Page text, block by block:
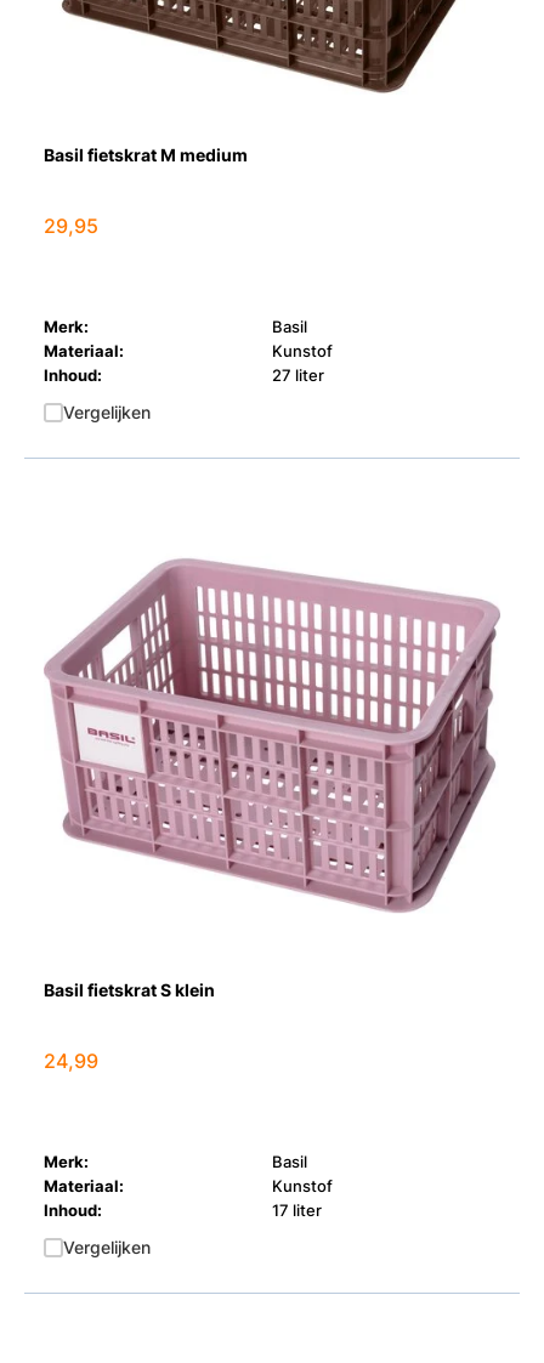
Basil fietskrat M medium
29,95
Merk:
Basil
Materiaal:
Kunstof
Inhoud:
27 liter
Vergelijken
Basil fietskrat S klein
24,99
Merk:
Basil
Materiaal:
Kunstof
Inhoud:
17 liter
Vergelijken